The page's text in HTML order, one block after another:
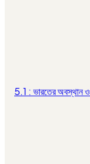
5.1 : ভারতের অবস্থান ও